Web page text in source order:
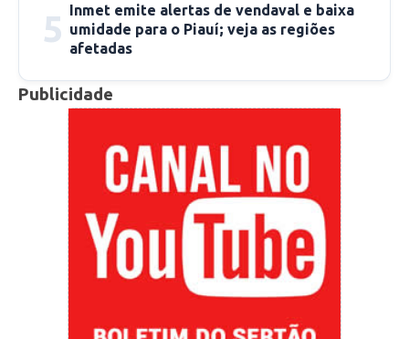
Nós também entramos em contato com o
diretor geral da Agespisa de Picos, Chagas
Sobrinho, para saber se compete a empresa
fazer esses reparos, uma vez que se trata do
esgoto, mas ele não nos respondeu.
5 Inmet emite alertas de vendaval e baixa
umidade para o Piauí; veja as regiões
afetadas
Publicidade